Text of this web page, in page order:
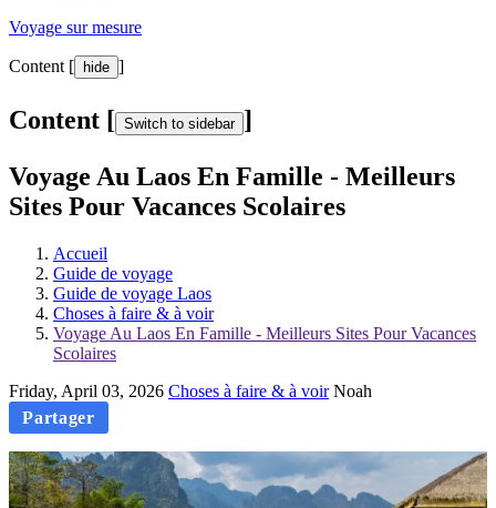
Voyage sur mesure
Content [ hide ]
Content [ Switch to sidebar ]
Voyage Au Laos En Famille - Meilleurs
Sites Pour Vacances Scolaires
Accueil
Guide de voyage
Guide de voyage Laos
Choses à faire & à voir
Voyage Au Laos En Famille - Meilleurs Sites Pour Vacances
Scolaires
Friday, April 03, 2026 Choses à faire & à voir Noah
Partager